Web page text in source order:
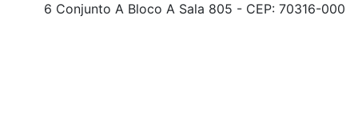
6 Conjunto A Bloco A Sala 805 - CEP: 70316-000